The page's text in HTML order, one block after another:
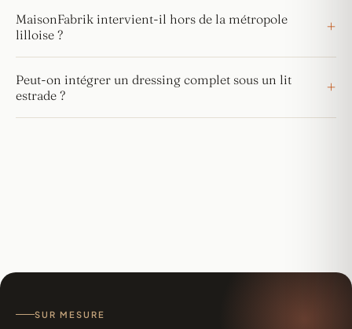
MaisonFabrik intervient-il hors de la métropole
lilloise ?
Peut-on intégrer un dressing complet sous un lit
estrade ?
SUR MESURE